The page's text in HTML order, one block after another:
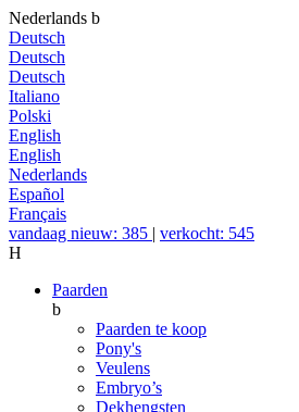
Nederlands b
Deutsch
Deutsch
Deutsch
Italiano
Polski
English
English
Nederlands
Español
Français
vandaag nieuw: 385 | verkocht: 545
H
Paarden
b
Paarden te koop
Pony's
Veulens
Embryo’s
Dekhengsten